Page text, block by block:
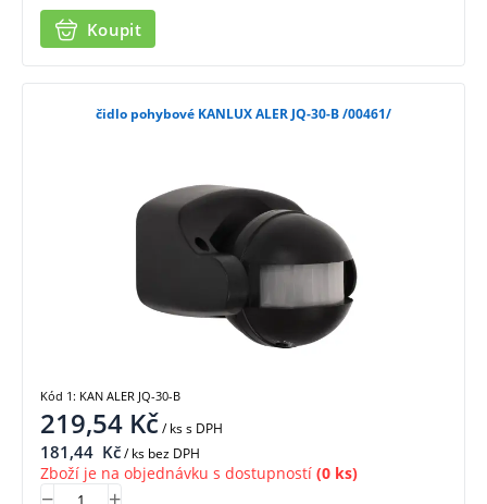
Koupit
čidlo pohybové KANLUX ALER JQ-30-B /00461/
219,54 Kč/ kss DPH
181,44 Kč/ ks bez DPH
Zboží je na objednávku s dostupností (0 ks)
Kód 1: KAN ALER JQ-30-B